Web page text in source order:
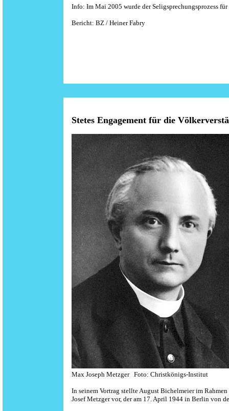
Info: Im Mai 2005 wurde der Seligsprechungsprozess
Bericht: BZ / Heiner Fabry
Stetes Engagement für die
Max Joseph Metzger Foto: Christkönigs-Institut
In seinem Vortrag stellte August Bichelmeier im
Josef Metzger vor, der am 17. April 1944 in Berlin von